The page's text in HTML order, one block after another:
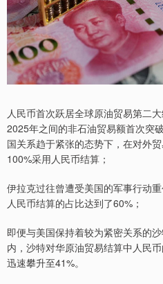
人民币首次跃居全球原油贸易第二
2025年之间的非石油贸易额首次突
国关系趋于紧张的态势下，在对外
100%采用人民币结算；
伊拉克过往曾遭受美国的军事行动
人民币结算的占比达到了60%；
即便与美国保持着较为紧密关系的
内，沙特对华原油贸易结算中人民
迅速攀升至41%。